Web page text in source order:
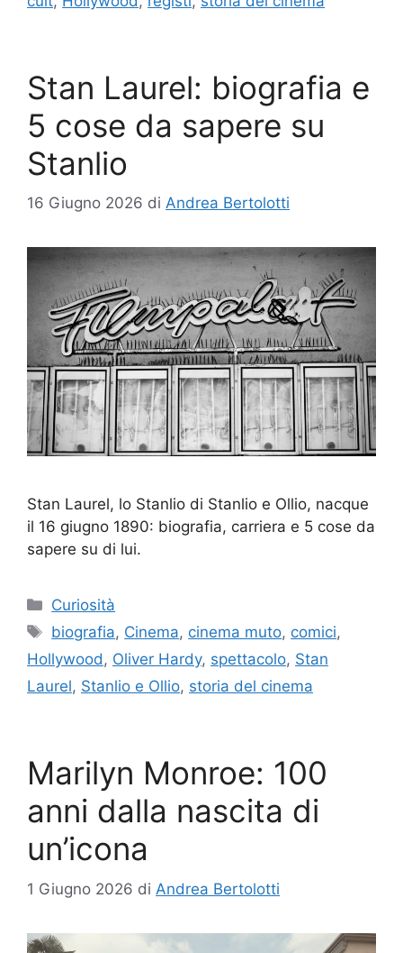
Stan Laurel: biografia e
5 cose da sapere su
Stanlio
16 Giugno 2026 di Andrea Bertolotti
Stan Laurel, lo Stanlio di Stanlio e Ollio, nacque
il 16 giugno 1890: biografia, carriera e 5 cose da
sapere su di lui.
Categorie
Curiosità
Tag
biografia, Cinema, cinema muto, comici,
Hollywood, Oliver Hardy, spettacolo, Stan
Laurel, Stanlio e Ollio, storia del cinema
Marilyn Monroe: 100
anni dalla nascita di
un’icona
1 Giugno 2026 di Andrea Bertolotti